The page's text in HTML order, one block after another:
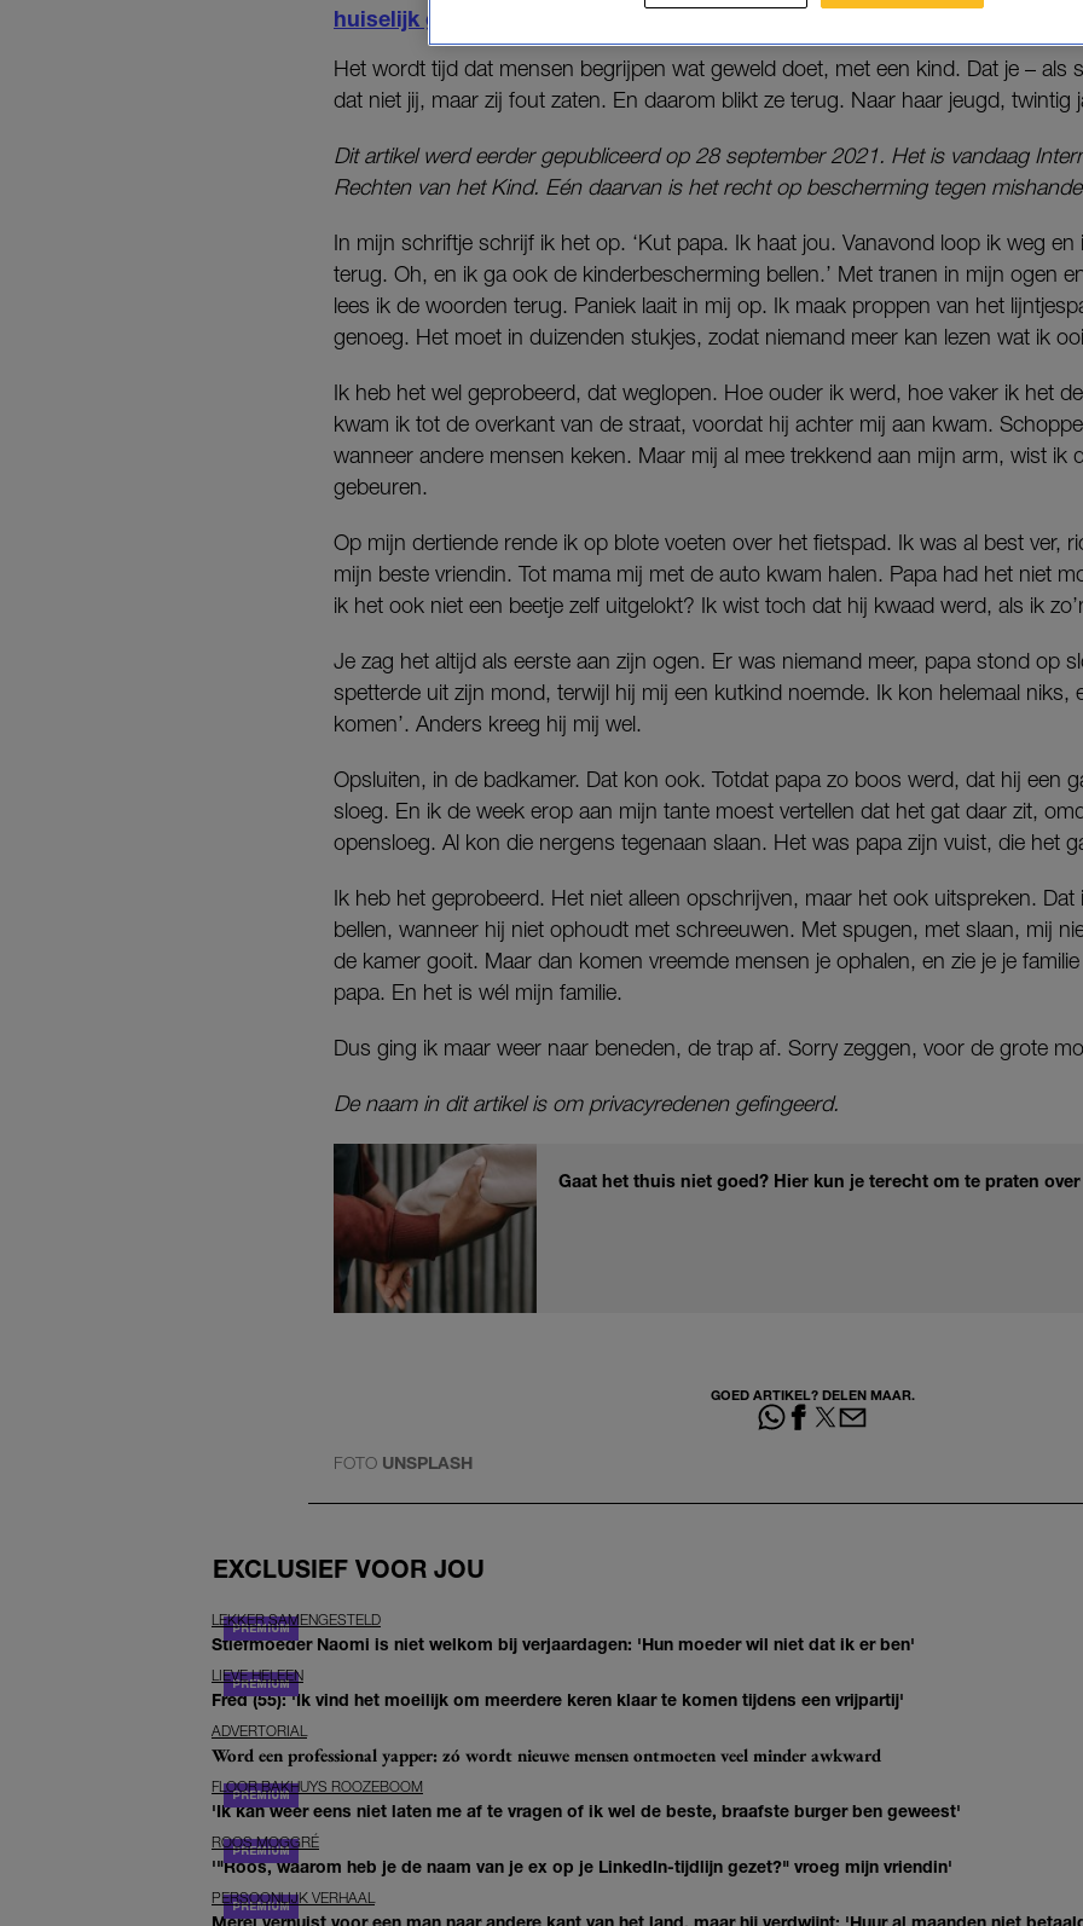
huiselijk geweld
. Hoort zij bij die statistieken? Een nummertje uit de
Het wordt tijd dat mensen begrijpen wat geweld doet, met een kind. Dat je – als
dat niet jij, maar zij fout zaten. En daarom blikt ze terug. Naar haar jeugd, twintig
Dit artikel werd eerder gepubliceerd op 28 september 2021. Het is vandaag
Rechten van het Kind. Eén daarvan is het recht op bescherming tegen
In mijn schriftje schrijf ik het op. ‘Kut papa. Ik haat jou. Vanavond loop ik weg
terug. Oh, en ik ga ook de kinderbescherming bellen.’ Met tranen in mijn ogen
lees ik de woorden terug. Paniek laait in mij op. Ik maak proppen van het
genoeg. Het moet in duizenden stukjes, zodat niemand meer kan lezen wat ik
Ik heb het wel geprobeerd, dat weglopen. Hoe ouder ik werd, hoe vaker ik het
kwam ik tot de overkant van de straat, voordat hij achter mij aan kwam.
wanneer andere mensen keken. Maar mij al mee trekkend aan mijn arm, wist ik
gebeuren.
Op mijn dertiende rende ik op blote voeten over het fietspad. Ik was al best ver,
mijn beste vriendin. Tot mama mij met de auto kwam halen. Papa had het niet
ik het ook niet een beetje zelf uitgelokt? Ik wist toch dat hij kwaad werd, als ik
Je zag het altijd als eerste aan zijn ogen. Er was niemand meer, papa stond op
spetterde uit zijn mond, terwijl hij mij een kutkind noemde. Ik kon helemaal niks,
komen’. Anders kreeg hij mij wel.
Opsluiten, in de badkamer. Dat kon ook. Totdat papa zo boos werd, dat hij een
sloeg. En ik de week erop aan mijn tante moest vertellen dat het gat daar zit,
opensloeg. Al kon die nergens tegenaan slaan. Het was papa zijn vuist, die het
Ik heb het geprobeerd. Het niet alleen opschrijven, maar het ook uitspreken.
bellen, wanneer hij niet ophoudt met schreeuwen. Met spugen, met slaan, mij
de kamer gooit. Maar dan komen vreemde mensen je ophalen, en zie je je
papa. En het is wél mijn familie.
Dus ging ik maar weer naar beneden, de trap af. Sorry zeggen, voor de grote
De naam in dit artikel is om privacyredenen gefingeerd.
Gaat het thuis niet goed? Hier kun je terecht om te praten
GOED ARTIKEL? DELEN MAAR.
FOTO UNSPLASH
EXCLUSIEF VOOR JOU
LEKKER SAMENGESTELD
Stiefmoeder Naomi is niet welkom bij verjaardagen: 'Hun moeder wil niet dat ik er ben'
LIEVE HELEEN
Fred (55): 'Ik vind het moeilijk om meerdere keren klaar te komen tijdens een vrijpartij'
ADVERTORIAL
Word een professional yapper: zó wordt nieuwe mensen ontmoeten veel minder awkward
FLOOR BAKHUYS ROOZEBOOM
'Ik kan weer eens niet laten me af te vragen of ik wel de beste, braafste burger ben geweest'
ROOS MOGGRÉ
'"Roos, waarom heb je de naam van je ex op je LinkedIn-tijdlijn gezet?" vroeg mijn vriendin'
PERSOONLIJK VERHAAL
Merel verhuist voor een man naar andere kant van het land, maar hij verdwijnt: 'Huur al maanden niet